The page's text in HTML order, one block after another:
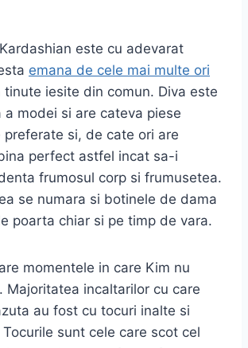
este cu adevarat
emana de cele mai multe ori
tinute iesite din comun. Diva este
a modei si are cateva piese
si, de cate ori are
perfect astfel incat sa-i
frumosul corp si frumusetea.
se numara si botinele de dama
poarta chiar si pe timp de vara.
momentele in care Kim nu
Majoritatea incaltarilor cu care
au fost cu tocuri inalte si
sunt cele care scot cel